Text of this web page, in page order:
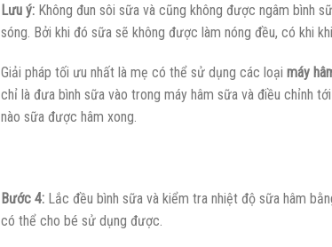
Lưu ý: Không đun sôi sữa và cũng không được ngâm bình
sóng. Bởi khi đó sữa sẽ không được làm nóng đều, có khi
Giải pháp tối ưu nhất là mẹ có thể sử dụng các loại máy
chỉ là đưa bình sữa vào trong máy hâm sữa và điều chỉnh
nào sữa được hâm xong.
Bước 4: Lắc đều bình sữa và kiểm tra nhiệt độ sữa hâm
có thể cho bé sử dụng được.